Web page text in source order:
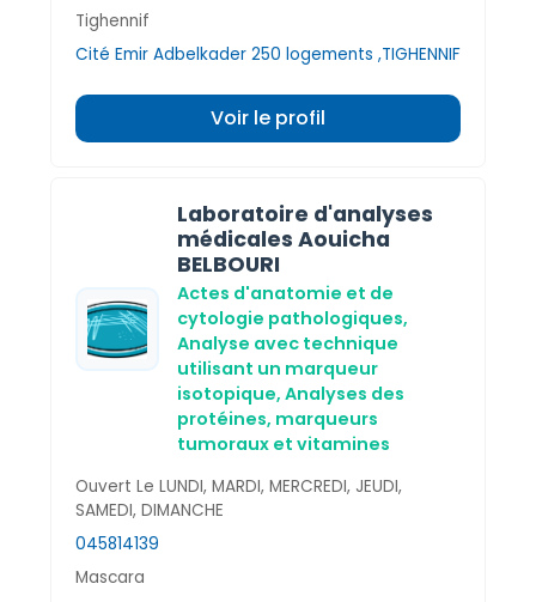
Tighennif
Cité Emir Adbelkader 250 logements ,TIGHENNIF
Voir le profil
Laboratoire d'analyses
médicales Aouicha
BELBOURI
Actes d'anatomie et de
cytologie pathologiques,
Analyse avec technique
utilisant un marqueur
isotopique, Analyses des
protéines, marqueurs
tumoraux et vitamines
Ouvert Le LUNDI, MARDI, MERCREDI, JEUDI,
SAMEDI, DIMANCHE
045814139
Mascara